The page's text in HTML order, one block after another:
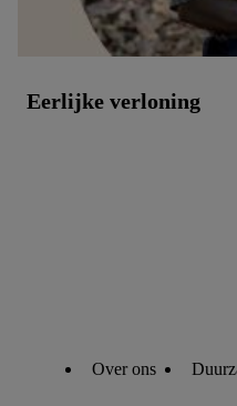
Eerlijke verloning
Over ons